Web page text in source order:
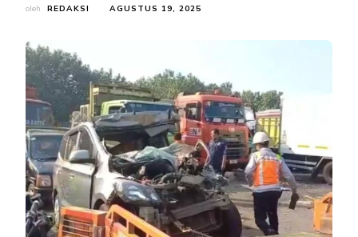
oleh REDAKSI AGUSTUS 19, 2025